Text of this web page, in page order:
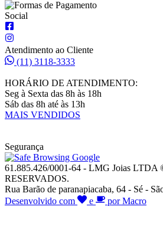
Social
Atendimento ao Cliente
(11) 3118-3333
HORÁRIO DE ATENDIMENTO:
Seg à Sexta das 8h às 18h
Sáb das 8h até às 13h
MAIS VENDIDOS
Segurança
61.885.426/0001-64 - LMG Joias
RESERVADOS.
Rua Barão de paranapiacaba, 64 - Sé -
Desenvolvido com
e por Macro